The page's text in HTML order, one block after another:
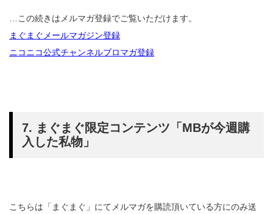
…この続きはメルマガ登録でご覧いただけます。
まぐまぐメールマガジン登録
ニコニコ公式チャンネルブロマガ登録
7. まぐまぐ限定コンテンツ「MBが今週購
入した私物」
こちらは「まぐまぐ」にてメルマガを購読頂いている方にのみ送